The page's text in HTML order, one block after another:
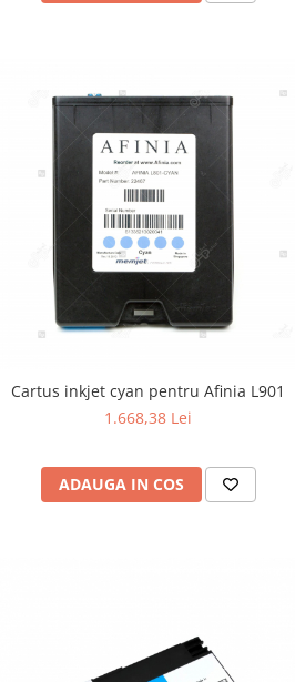
Cartus inkjet cyan pentru Afinia L901
1.668,38 Lei
ADAUGA IN COS